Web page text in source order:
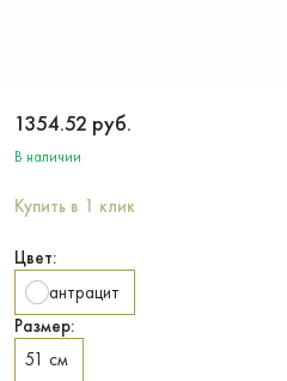
1354.52 руб.
В наличии
Купить в 1 клик
Цвет:
антрацит
Размер:
51 см